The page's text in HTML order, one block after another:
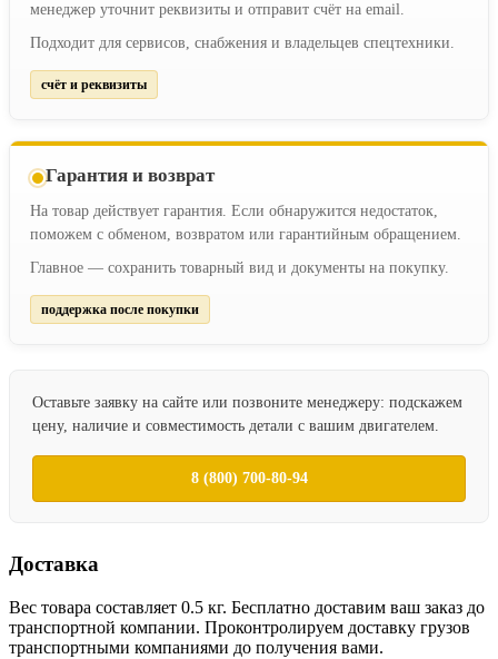
менеджер уточнит реквизиты и отправит счёт на email.
Подходит для сервисов, снабжения и владельцев спецтехники.
счёт и реквизиты
Гарантия и возврат
На товар действует гарантия. Если обнаружится недостаток,
поможем с обменом, возвратом или гарантийным обращением.
Главное — сохранить товарный вид и документы на покупку.
поддержка после покупки
Оставьте заявку на сайте или позвоните менеджеру: подскажем
цену, наличие и совместимость детали с вашим двигателем.
8 (800) 700-80-94
Доставка
Вес товара составляет 0.5 кг. Бесплатно доставим ваш заказ до
транспортной компании. Проконтролируем доставку грузов
транспортными компаниями до получения вами.